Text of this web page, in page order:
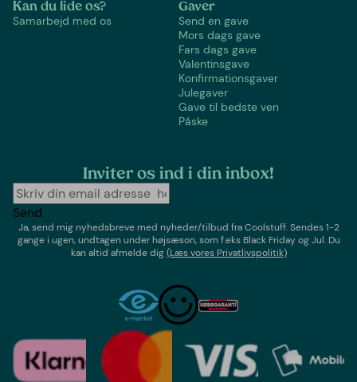
Kan du lide os?
Samarbejd med os
Gaver
Send en gave
Mors dags gave
Fars dags gave
Valentinsgave
Konfirmationsgaver
Julegaver
Gave til bedste ven
Påske
Inviter os ind i din inbox!
Send
Ja, send mig nyhedsbreve med nyheder/tilbud fraCoolstuff. Sendes 1-2
gange i ugen,undtagen under højsæson, som f.eks Black Friday og Jul. Du
kan altid afmelde dig(Læs vores Privatlivspolitik)